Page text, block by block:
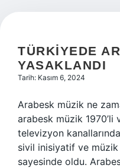
TÜRKIYEDE
YASAKLANDI
Tarih: Kasım 6, 2024
Arabesk müzik ne
arabesk müzik 1970’li
televizyon
sivil inisiyatif ve müzik
sayesinde oldu.